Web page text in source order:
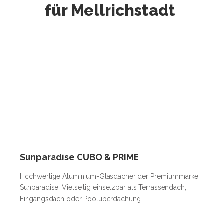
für Mellrichstadt
Sunparadise CUBO & PRIME
Hochwertige Aluminium-Glasdächer der Premiummarke
Sunparadise. Vielseitig einsetzbar als Terrassendach,
Eingangsdach oder Poolüberdachung.